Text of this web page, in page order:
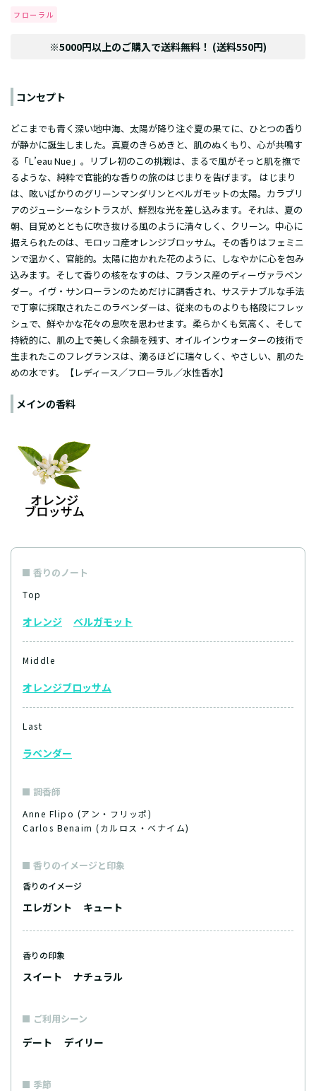
フローラル
※5000円以上のご購入で送料無料！ (送料550円)
コンセプト
どこまでも青く深い地中海、太陽が降り注ぐ夏の果てに、ひとつの香り
が静かに誕生しました。真夏のきらめきと、肌のぬくもり、心が共鳴す
る「L’eau Nue」。リブレ初のこの挑戦は、まるで風がそっと肌を撫で
るような、純粋で官能的な香りの旅のはじまりを告げます。 はじまり
は、眩いばかりのグリーンマンダリンとベルガモットの太陽。カラブリ
アのジューシーなシトラスが、鮮烈な光を差し込みます。それは、夏の
朝、目覚めとともに吹き抜ける風のように清々しく、クリーン。中心に
据えられたのは、モロッコ産オレンジブロッサム。その香りはフェミニ
ンで温かく、官能的。太陽に抱かれた花のように、しなやかに心を包み
込みます。そして香りの核をなすのは、フランス産のディーヴァラベン
ダー。イヴ・サンローランのためだけに調香され、サステナブルな手法
で丁寧に採取されたこのラベンダーは、従来のものよりも格段にフレッ
シュで、鮮やかな花々の息吹を思わせます。柔らかくも気高く、そして
持続的に、肌の上で美しく余韻を残す、オイルインウォーターの技術で
生まれたこのフレグランスは、滴るほどに瑞々しく、やさしい、肌のた
めの水です。【レディース／フローラル／水性香水】
メインの香料
香りのノート
Top
オレンジ ベルガモット
Middle
オレンジブロッサム
Last
ラベンダー
調香師
Anne Flipo (アン・フリッポ)
Carlos Benaim (カルロス・ベナイム)
香りのイメージと印象
香りのイメージ
エレガント キュート
香りの印象
スイート ナチュラル
ご利用シーン
デート デイリー
季節